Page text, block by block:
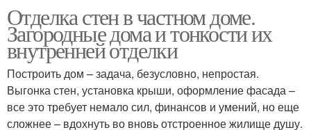
Отделка стен в частном доме.
Загородные дома и тонкости их
внутренней отделки
Построить дом – задача, безусловно, непростая.
Выгонка стен, установка крыши, оформление фасада –
все это требует немало сил, финансов и умений, но еще
сложнее – вдохнуть во вновь отстроенное жилище душу.